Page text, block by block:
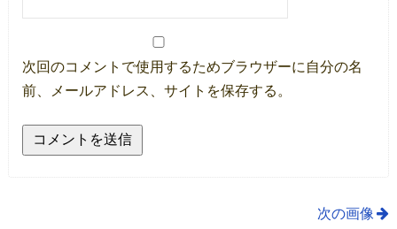
次回のコメントで使用するためブラウザーに自分の名
前、メールアドレス、サイトを保存する。
次の画像